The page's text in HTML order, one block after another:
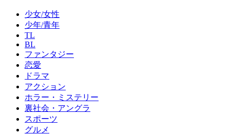
少女/女性
少年/青年
TL
BL
ファンタジー
恋愛
ドラマ
アクション
ホラー・ミステリー
裏社会・アングラ
スポーツ
グルメ